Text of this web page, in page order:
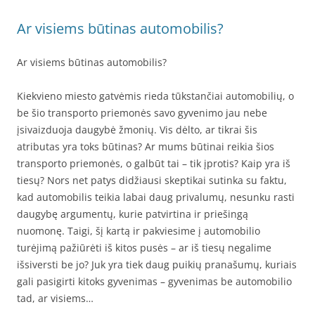
Ar visiems būtinas automobilis?
Ar visiems būtinas automobilis?
Kiekvieno miesto gatvėmis rieda tūkstančiai automobilių, o
be šio transporto priemonės savo gyvenimo jau nebe
įsivaizduoja daugybė žmonių. Vis dėlto, ar tikrai šis
atributas yra toks būtinas? Ar mums būtinai reikia šios
transporto priemonės, o galbūt tai – tik įprotis? Kaip yra iš
tiesų? Nors net patys didžiausi skeptikai sutinka su faktu,
kad automobilis teikia labai daug privalumų, nesunku rasti
daugybę argumentų, kurie patvirtina ir priešingą
nuomonę. Taigi, šį kartą ir pakviesime į automobilio
turėjimą pažiūrėti iš kitos pusės – ar iš tiesų negalime
išsiversti be jo? Juk yra tiek daug puikių pranašumų, kuriais
gali pasigirti kitoks gyvenimas – gyvenimas be automobilio
tad, ar visiems…